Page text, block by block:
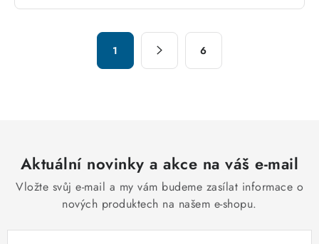
v
ká
n
1 6
Aktuální novinky a akce na váš e-mail
Vložte svůj e-mail a my vám budeme zasílat informace o
nových produktech na našem e-shopu.